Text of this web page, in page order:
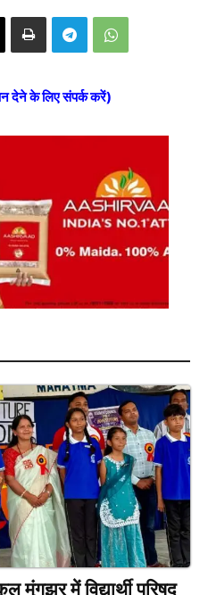
देने के लिए संपर्क करें)
मुंगझर में विद्यार्थी परिषद